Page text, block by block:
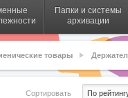
Папки и системы
архивации
товары
Сортировать По